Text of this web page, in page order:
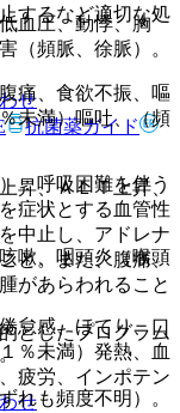
血圧、動悸、胸
（頻脈、徐脈）。
痛、食欲不振、嘔
未満）嘔吐、（頻
昇、ＡＬＴ上昇、
嗽、咽頭炎（喉頭
怠感、ほてり、口
％未満）発熱、血
疲労、インポテン
するなど適切な処
：呼吸困難を伴う
症状とする血管性
中止し、アドレナ
と。また、腹痛、
があらわれること
も頻度不明）。
せ
抗菌薬ガイド
としたプログラム
せ